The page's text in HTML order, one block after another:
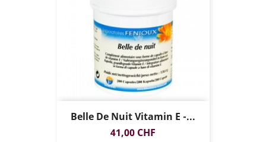
Belle De Nuit Vitamin E -...
Preis
41,00 CHF